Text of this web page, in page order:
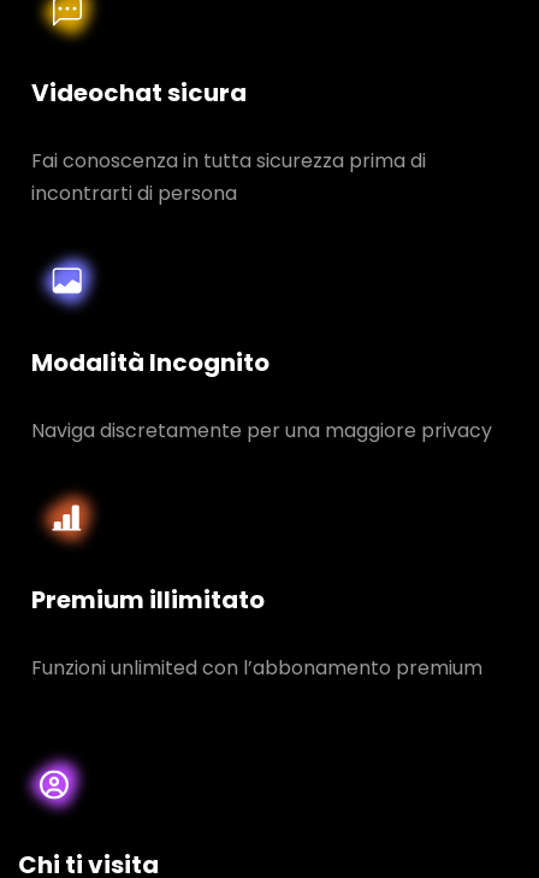
Videochat sicura
Fai conoscenza in tutta sicurezza prima di
incontrarti di persona
Modalità Incognito
Naviga discretamente per una maggiore privacy
Premium illimitato
Funzioni unlimited con l’abbonamento premium
Chi ti visita